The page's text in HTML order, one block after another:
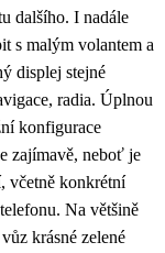
dalšího. I nadále
s malým volantem a
displej stejné
radia. Úplnou
konfigurace
zajímavě, neboť je
včetně konkrétní
Na většině
krásné zelené